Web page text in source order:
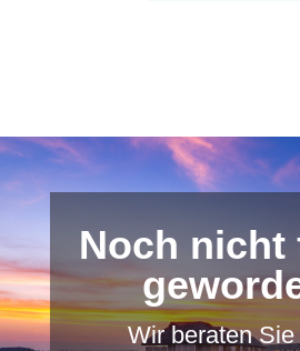
Noch nicht
Wir beraten